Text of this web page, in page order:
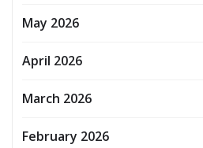
May 2026
April 2026
March 2026
February 2026